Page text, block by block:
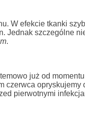
W efekcie tkanki
Jednak szczególne
.
już od
czerwca opryskujemy
pierwotnymi